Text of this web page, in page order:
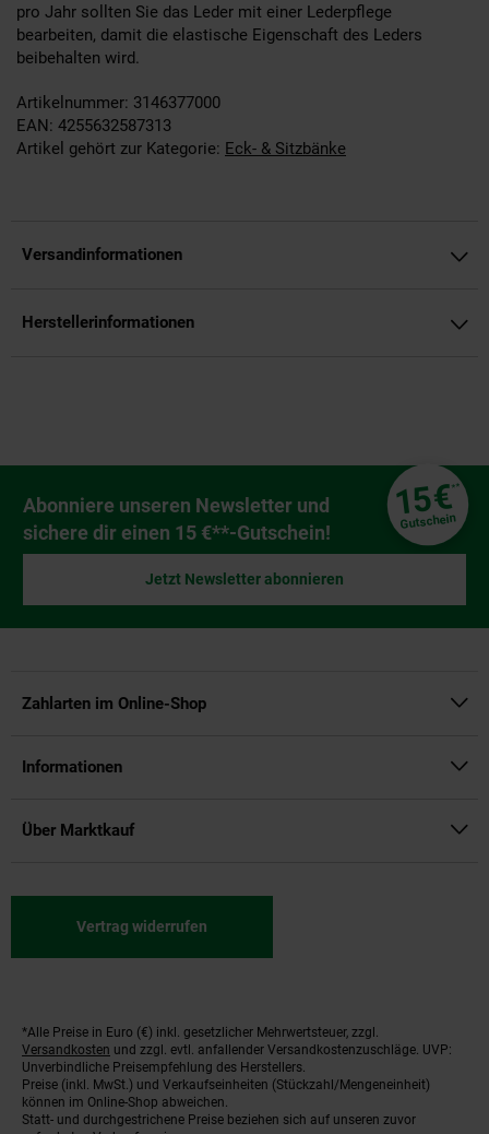
pro Jahr sollten Sie das Leder mit einer Lederpflege
bearbeiten, damit die elastische Eigenschaft des Leders
beibehalten wird.
Artikelnummer: 3146377000
EAN: 4255632587313
Artikel gehört zur Kategorie: Eck- & Sitzbänke
Versandinformationen
Herstellerinformationen
Newsletter Anmeldung
Abonniere unseren Newsletter und
sichere dir einen 15 €**-Gutschein!
15€**
Gutschein
Jetzt Newsletter abonnieren
Zahlarten im Online-Shop
Informationen
Über Marktkauf
Vertrag widerrufen
Fußnoten
*Alle Preise in Euro (€) inkl. gesetzlicher Mehrwertsteuer, zzgl.
Versandkosten und zzgl. evtl. anfallender Versandkostenzuschläge. UVP:
Unverbindliche Preisempfehlung des Herstellers.
Preise (inkl. MwSt.) und Verkaufseinheiten (Stückzahl/Mengeneinheit)
können im Online-Shop abweichen.
Statt- und durchgestrichene Preise beziehen sich auf unseren zuvor